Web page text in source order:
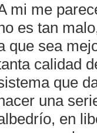
mi me
es tan
que sea
calidad
que
una
en